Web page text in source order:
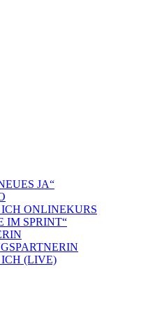
JA“
ONLINEKURS
IM SPRINT“
(LIVE)